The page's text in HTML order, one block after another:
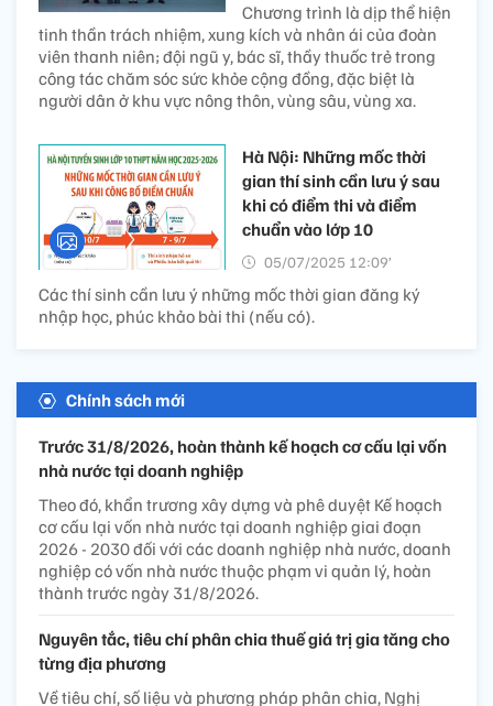
Chương trình là dịp thể hiện
tinh thần trách nhiệm, xung kích và nhân ái của đoàn
viên thanh niên; đội ngũ y, bác sĩ, thầy thuốc trẻ trong
công tác chăm sóc sức khỏe cộng đồng, đặc biệt là
người dân ở khu vực nông thôn, vùng sâu, vùng xa.
Hà Nội: Những mốc thời
gian thí sinh cần lưu ý sau
khi có điểm thi và điểm
chuẩn vào lớp 10
05/07/2025 12:09’
Các thí sinh cần lưu ý những mốc thời gian đăng ký
nhập học, phúc khảo bài thi (nếu có).
Chính sách mới
Trước 31/8/2026, hoàn thành kế hoạch cơ cấu lại vốn
nhà nước tại doanh nghiệp
Theo đó, khẩn trương xây dựng và phê duyệt Kế hoạch
cơ cấu lại vốn nhà nước tại doanh nghiệp giai đoạn
2026 - 2030 đối với các doanh nghiệp nhà nước, doanh
nghiệp có vốn nhà nước thuộc phạm vi quản lý, hoàn
thành trước ngày 31/8/2026.
Nguyên tắc, tiêu chí phân chia thuế giá trị gia tăng cho
từng địa phương
Về tiêu chí, số liệu và phương pháp phân chia, Nghị